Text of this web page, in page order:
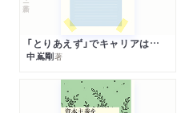
「とりあえず」でキャリアは決まる
中嶌剛著